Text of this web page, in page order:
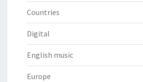
Countries
Digital
English music
Europe